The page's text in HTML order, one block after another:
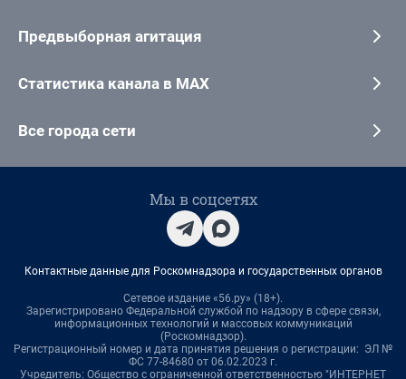
Предвыборная агитация
Статистика канала в MAX
Все города сети
Мы в соцсетях
Контактные данные для Роскомнадзора и государственных органов
Сетевое издание «56.ру» (18+).
Зарегистрировано Федеральной службой по надзору в сфере связи,
информационных технологий и массовых коммуникаций
(Роскомнадзор).
Регистрационный номер и дата принятия решения о регистрации: ЭЛ №
ФС 77-84680 от 06.02.2023 г.
Учредитель: Общество с ограниченной ответственностью "ИНТЕРНЕТ